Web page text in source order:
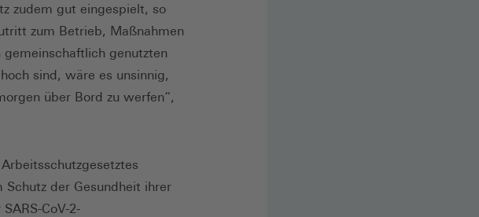
zudem gut eingespielt, so
zum Betrieb, Maßnahmen
genutzten
sind, wäre es unsinnig,
über Bord zu werfen“,
der Gesundheit ihrer
CoV-2-